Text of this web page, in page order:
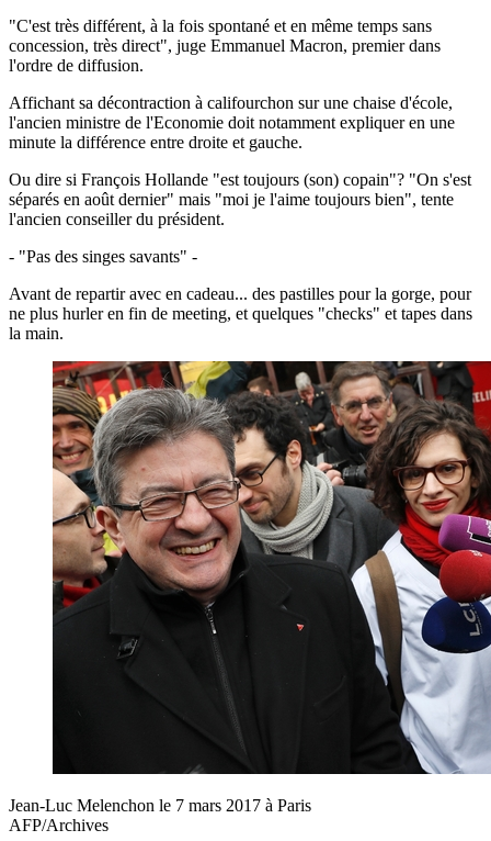
"C'est très différent, à la fois spontané et en même temps sans
concession, très direct", juge Emmanuel Macron, premier dans
l'ordre de diffusion.
Affichant sa décontraction à califourchon sur une chaise d'école,
l'ancien ministre de l'Economie doit notamment expliquer en une
minute la différence entre droite et gauche.
Ou dire si François Hollande "est toujours (son) copain"? "On s'est
séparés en août dernier" mais "moi je l'aime toujours bien", tente
l'ancien conseiller du président.
- "Pas des singes savants" -
Avant de repartir avec en cadeau... des pastilles pour la gorge, pour
ne plus hurler en fin de meeting, et quelques "checks" et tapes dans
la main.
Jean-Luc Melenchon le 7 mars 2017 à Paris
AFP/Archives